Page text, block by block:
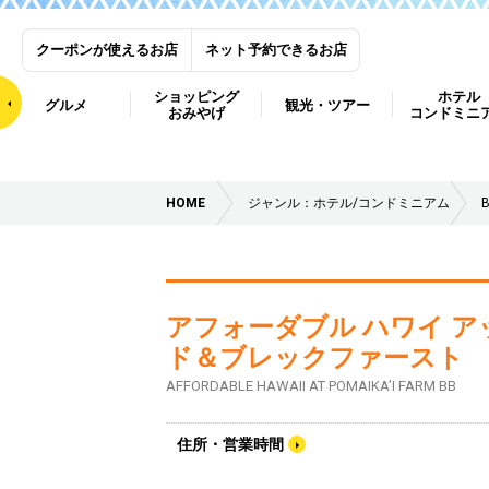
クーポンが使えるお店 ネット予約できるお店
グルメ
ショッピング
おみやげ
観光・ツアー
ホテル
コンドミニ
HOME ジャンル：ホテル/コンドミニアム
アフォーダブル ハワイ
ド＆ブレックファースト
AFFORDABLE HAWAII AT POMAIKA’I FARM BB
住所・営業時間